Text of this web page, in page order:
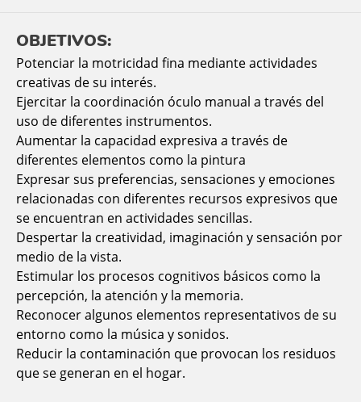
OBJETIVOS:
Potenciar la motricidad fina mediante actividades
creativas de su interés.
Ejercitar la coordinación óculo manual a través del
uso de diferentes instrumentos.
Aumentar la capacidad expresiva a través de
diferentes elementos como la pintura
Expresar sus preferencias, sensaciones y emociones
relacionadas con diferentes recursos expresivos que
se encuentran en actividades sencillas.
Despertar la creatividad, imaginación y sensación por
medio de la vista.
Estimular los procesos cognitivos básicos como la
percepción, la atención y la memoria.
Reconocer algunos elementos representativos de su
entorno como la música y sonidos.
Reducir la contaminación que provocan los residuos
que se generan en el hogar.